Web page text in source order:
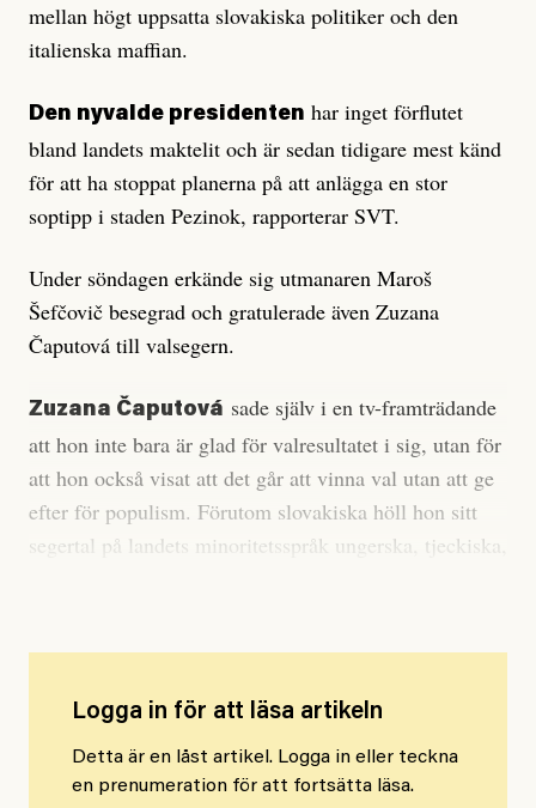
mellan högt uppsatta slovakiska politiker och den
italienska maffian.
Den nyvalde presidenten har inget förflutet
bland landets maktelit och är sedan tidigare mest känd
för att ha stoppat planerna på att anlägga en stor
soptipp i staden Pezinok, rapporterar SVT.
Under söndagen erkände sig utmanaren Maroš
Šefčovič besegrad och gratulerade även Zuzana
Čaputová till valsegern.
Zuzana Čaputová sade själv i en tv-framträdande
att hon inte bara är glad för valresultatet i sig, utan för
att hon också visat att det går att vinna val utan att ge
efter för populism. Förutom slovakiska höll hon sitt
segertal på landets minoritetsspråk ungerska, tjeckiska,
Logga in för att läsa artikeln
Detta är en låst artikel. Logga in eller teckna
en prenumeration för att fortsätta läsa.